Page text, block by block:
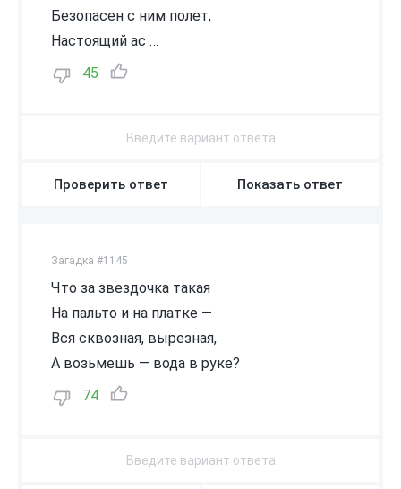
Безопасен с ним полет,
Настоящий ас …
45
Проверить ответ Показать ответ
Загадка #1145
Что за звездочка такая
На пальто и на платке —
Вся сквозная, вырезная,
А возьмешь — вода в руке?
74